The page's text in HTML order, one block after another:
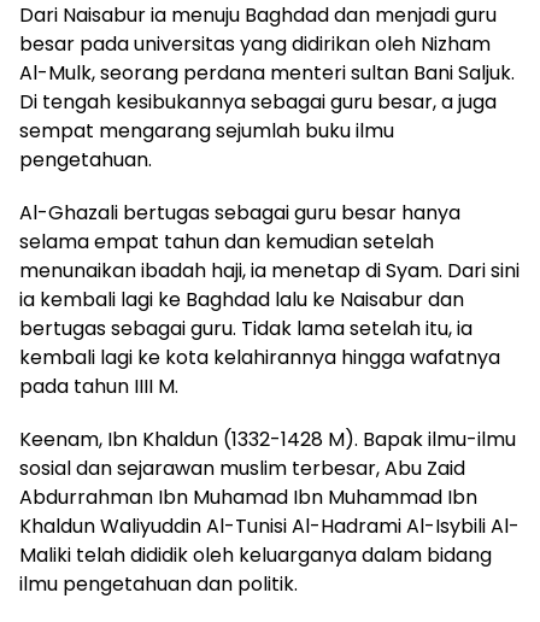
Dari Naisabur ia menuju Baghdad dan menjadi guru
besar pada universitas yang didirikan oleh Nizham
Al-Mulk, seorang perdana menteri sultan Bani Saljuk.
Di tengah kesibukannya sebagai guru besar, a juga
sempat mengarang sejumlah buku ilmu
pengetahuan.
Al-Ghazali bertugas sebagai guru besar hanya
selama empat tahun dan kemudian setelah
menunaikan ibadah haji, ia menetap di Syam. Dari sini
ia kembali lagi ke Baghdad lalu ke Naisabur dan
bertugas sebagai guru. Tidak lama setelah itu, ia
kembali lagi ke kota kelahirannya hingga wafatnya
pada tahun IIII M.
Keenam, Ibn Khaldun (1332-1428 M). Bapak ilmu-ilmu
sosial dan sejarawan muslim terbesar, Abu Zaid
Abdurrahman Ibn Muhamad Ibn Muhammad Ibn
Khaldun Waliyuddin Al-Tunisi Al-Hadrami Al-Isybili Al-
Maliki telah dididik oleh keluarganya dalam bidang
ilmu pengetahuan dan politik.